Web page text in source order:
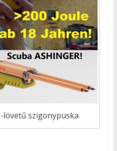
lövetű szigonypuska